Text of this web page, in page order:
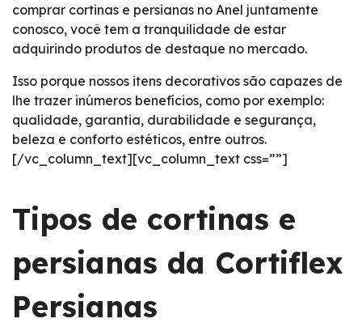
comprar cortinas e persianas no Anel juntamente
conosco, você tem a tranquilidade de estar
adquirindo produtos de destaque no mercado.
Isso porque nossos itens decorativos são capazes de
lhe trazer inúmeros benefícios, como por exemplo:
qualidade, garantia, durabilidade e segurança,
beleza e conforto estéticos, entre outros.
[/vc_column_text][vc_column_text css=””]
Tipos de cortinas e
persianas da Cortiflex
Persianas